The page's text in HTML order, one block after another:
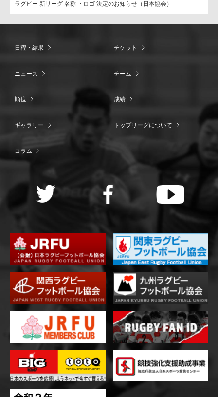
ラグビー 新リーグ 名称 ・ロゴ 決定のお知らせ（日本協会）
日程・結果 チケット
ニュース チーム
順位 成績
ギャラリー トップリーグについて
コラム